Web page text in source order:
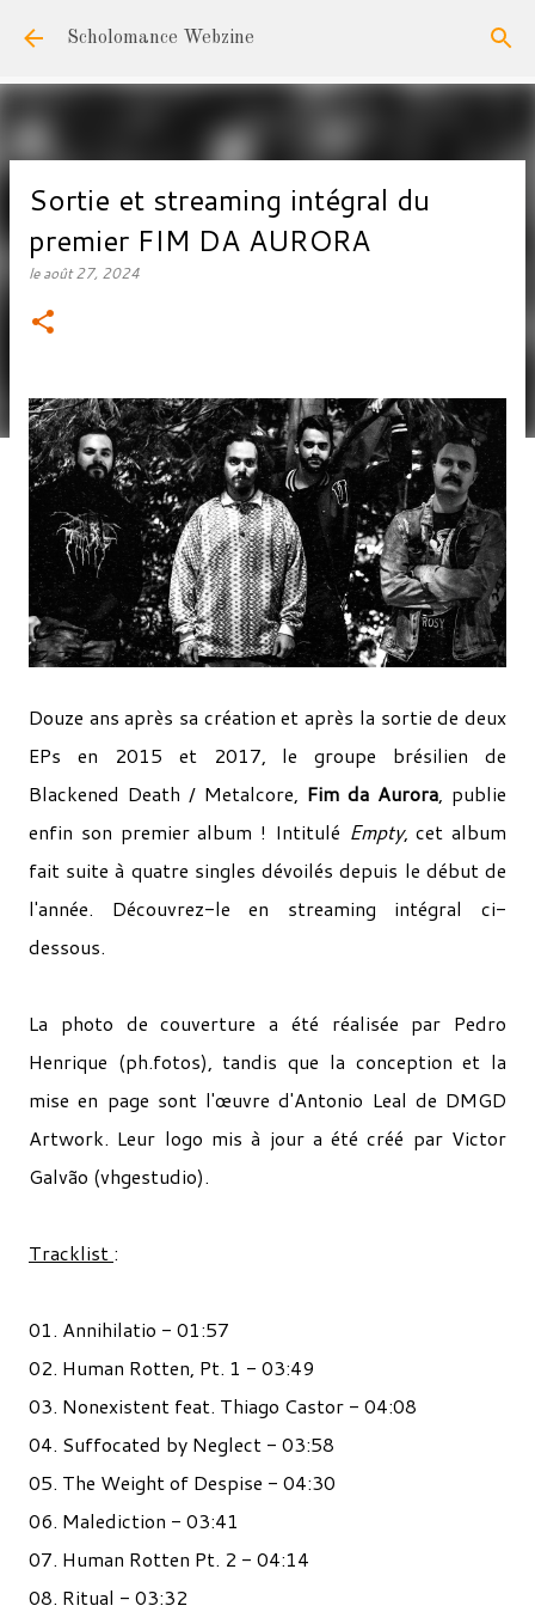
Accéder au contenu principal
Scholomance Webzine
Sortie et streaming intégral du
premier FIM DA AURORA
leaoût 27, 2024
Douze ans après sa création et après la sortie de deux
EPs en 2015 et 2017, le groupe brésilien de
Blackened Death / Metalcore, Fim da Aurora, publie
enfin son premier album ! Intitulé Empty, cet album
fait suite à quatre singles dévoilés depuis le début de
l'année. Découvrez-le en streaming intégral ci-
dessous.
La photo de couverture a été réalisée par Pedro
Henrique (ph.fotos), tandis que la conception et la
mise en page sont l'œuvre d'Antonio Leal de DMGD
Artwork. Leur logo mis à jour a été créé par Victor
Galvão (vhgestudio).
Tracklist :
01. Annihilatio - 01:57
02. Human Rotten, Pt. 1 - 03:49
03. Nonexistent feat. Thiago Castor - 04:08
04. Suffocated by Neglect - 03:58
05. The Weight of Despise - 04:30
06. Malediction - 03:41
07. Human Rotten Pt. 2 - 04:14
08. Ritual - 03:32